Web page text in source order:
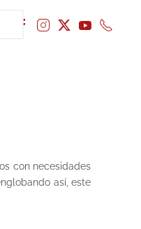
con necesidades
así, este